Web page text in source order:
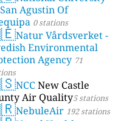
Agustin Of
0 stations
Natur Vårdsverket -
Environmental
Agency 71
NCCNew Castle
Air Quality5 stations
NebuleAir 192 stations